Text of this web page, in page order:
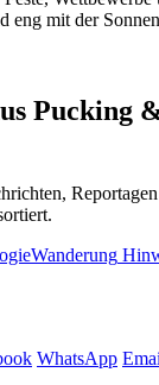
eng mit der
Pucking
Wanderung
WhatsApp